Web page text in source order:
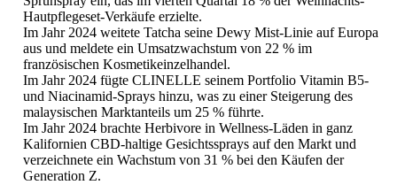
Hautpflegeset-Verkäufe erzielte.
Im Jahr 2024 weitete Tatcha seine Dewy Mist-Linie auf Europa
aus und meldete ein Umsatzwachstum von 22 % im
französischen Kosmetikeinzelhandel.
Im Jahr 2024 fügte CLINELLE seinem Portfolio Vitamin B5-
und Niacinamid-Sprays hinzu, was zu einer Steigerung des
malaysischen Marktanteils um 25 % führte.
Im Jahr 2024 brachte Herbivore in Wellness-Läden in ganz
Kalifornien CBD-haltige Gesichtssprays auf den Markt und
verzeichnete ein Wachstum von 31 % bei den Käufen der
Generation Z.